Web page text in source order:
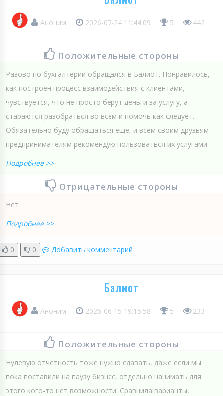
Аноним 2026-07-24 11:44:09 5 442
Положительные стороны
Разово по бухгалтерии обращался в Балиот. Понравилось,
как построен процесс взаимодействия с клиентами,
чувствуется, что не просто берут деньги за услугу, а
стараются разобраться во всем и помочь как следует.
Обязательно буду обращаться еще, и всем своим друзьям
предпринимателям рекомендую пользоваться их услугами.
Подробнее >>
Отрицательные стороны
Нет
Подробнее >>
0 0 Добавить комментарий
Балиот
Аноним 2026-06-15 19:15:58 5 233
Положительные стороны
Нулевую отчетность тоже нужно сдавать, даже если мы
пока поставили на паузу бизнес, отдельно нанимать для
этого кого-то нет возможности. Сравнила варианты,